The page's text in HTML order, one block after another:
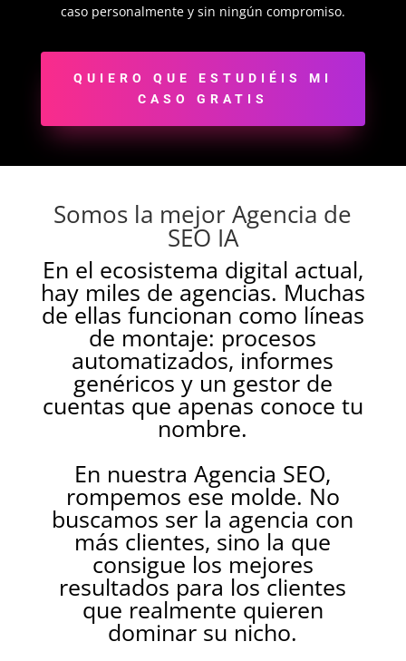
caso personalmente y sin ningún compromiso.
QUIERO QUE ESTUDIÉIS MI
CASO GRATIS
Somos la mejor Agencia de
SEO IA
En el ecosistema digital actual,
hay miles de agencias. Muchas
de ellas funcionan como líneas
de montaje: procesos
automatizados, informes
genéricos y un gestor de
cuentas que apenas conoce tu
nombre.
En nuestra Agencia SEO,
rompemos ese molde. No
buscamos ser la agencia con
más clientes, sino la que
consigue los mejores
resultados para los clientes
que realmente quieren
dominar su nicho.